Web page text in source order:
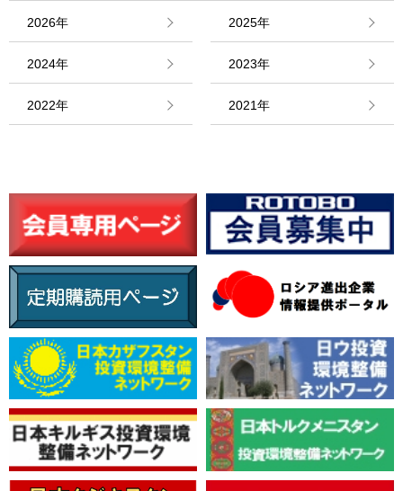
刊行物
情報館
2026年 2025年
2024年 2023年
2022年 2021年